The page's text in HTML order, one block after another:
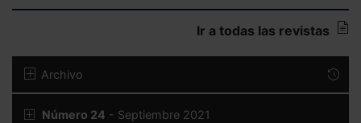
Ir a todas las revistas
Archivo
Número 24 - Septiembre 2021